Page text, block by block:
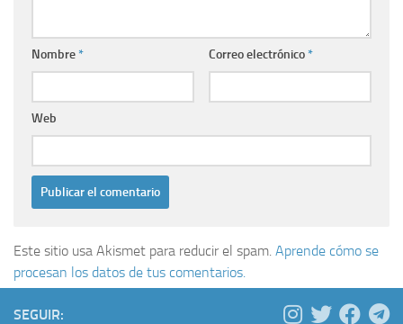
Nombre* Correo electrónico*
Web
Este sitio usa Akismet para reducir el spam. Aprende cómo se
procesan los datos de tus comentarios.
SEGUIR: